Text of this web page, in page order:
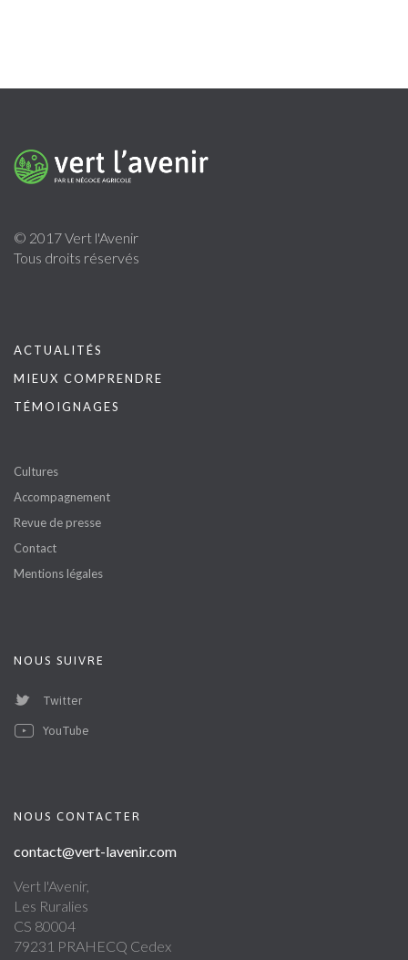
© 2017 Vert l'Avenir
Tous droits réservés
ACTUALITÉS
MIEUX COMPRENDRE
TÉMOIGNAGES
Cultures
Accompagnement
Revue de presse
Contact
Mentions légales
NOUS SUIVRE
Twitter
YouTube
NOUS CONTACTER
contact@vert-lavenir.com
Vert l'Avenir,
Les Ruralies
CS 80004
79231 PRAHECQ Cedex